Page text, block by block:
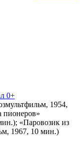
0+
1954,
пионеров»
«Паровозик из
1967, 10 мин.)